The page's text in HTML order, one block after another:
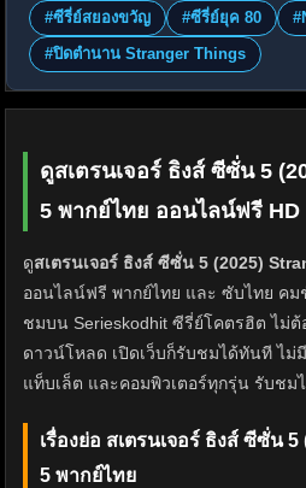
#ซีรี่ย์สยองขวัญ
#ซีรี่ย์ยุค 80
#ปิดตำนาน Stranger Things
ดูสเตรนเจอร์ ธิงส์ ซีซั่น 5
5 พากย์ไทย ออนไลน์ฟรี HD
ดูสเตรนเจอร์ ธิงส์ ซีซั่น 5 (2025)
ออนไลน์ฟรี พากย์ไทย และ ซับไทย คม
ชมบน Serieskodhit ซีรี่ย์โคตรฮิต ไม่
ดาวน์โหลด เปิดเว็บก็รับชมได้ทันที ไ
แท็บเล็ต และคอมพิวเตอร์ทุกรุ่น รับชม
เรื่องย่อ สเตรนเจอร์ ธิงส์ ซีซั่น
5 พากย์ไทย